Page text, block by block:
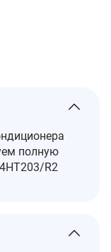
полную
R2